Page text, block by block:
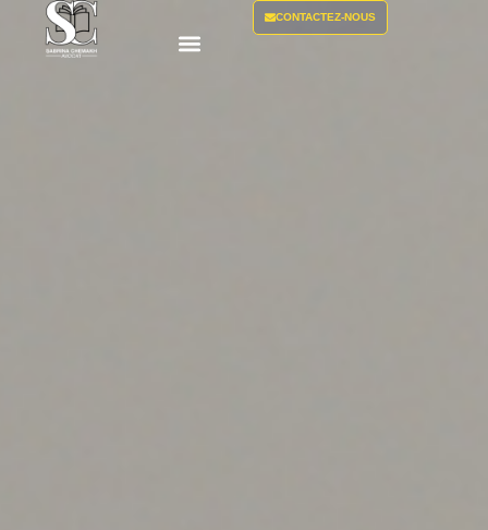
CONTACTEZ-NOUS